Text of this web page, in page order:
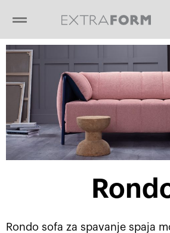
Rondo sofa za spavanje spaja